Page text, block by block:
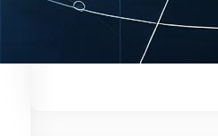
surrealistyczne
(4)
Zabawki dźwięku